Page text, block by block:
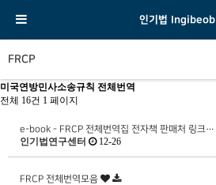
인기법 Ingibeob
FRCP
미국연방민사소송규칙 전체번역
전체 16건 1 페이지
e-book - FRCP 전체번역집 전자책 판매처 링크…
인기법연구센터 12-26
FRCP 전체번역모음